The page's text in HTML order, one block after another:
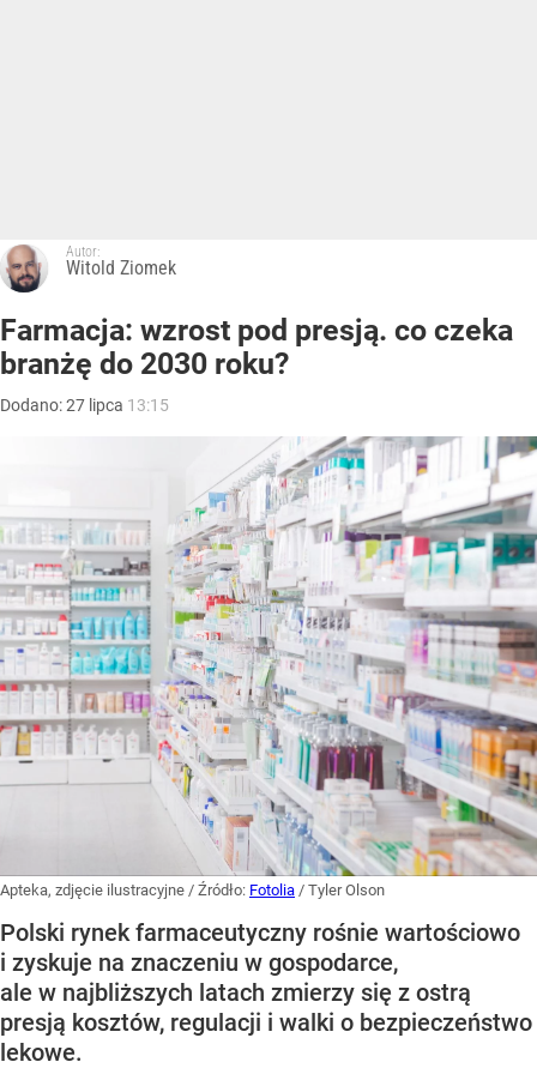
Autor:
Witold Ziomek
Farmacja: wzrost pod presją. co czeka
branżę do 2030 roku?
Dodano:27 lipca 13:15
Apteka, zdjęcie ilustracyjne / Źródło: Fotolia / Tyler Olson
Polski rynek farmaceutyczny rośnie wartościowo
i zyskuje na znaczeniu w gospodarce,
ale w najbliższych latach zmierzy się z ostrą
presją kosztów, regulacji i walki o bezpieczeństwo
lekowe.